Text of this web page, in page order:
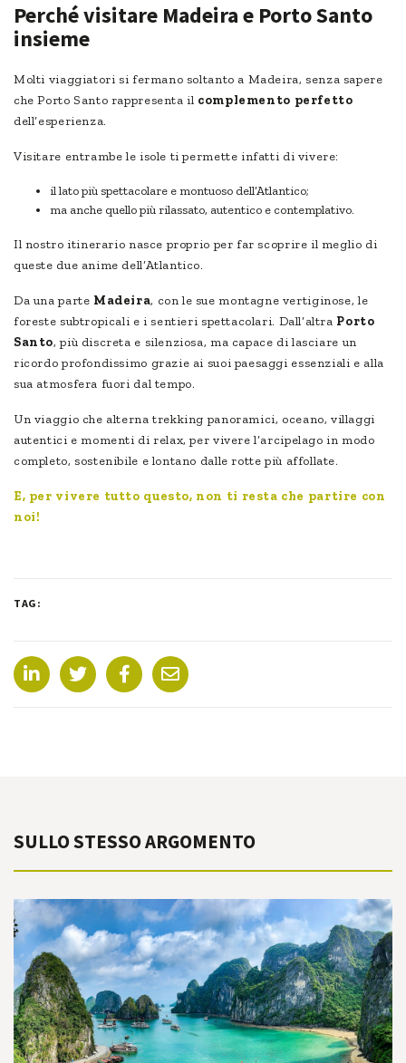
Perché visitare Madeira e Porto Santo
insieme
Molti viaggiatori si fermano soltanto a Madeira, senza sapere
che Porto Santo rappresenta il complemento perfetto
dell’esperienza.
Visitare entrambe le isole ti permette infatti di vivere:
il lato più spettacolare e montuoso dell’Atlantico;
ma anche quello più rilassato, autentico e contemplativo.
Il nostro itinerario nasce proprio per far scoprire il meglio di
queste due anime dell’Atlantico.
Da una parte Madeira, con le sue montagne vertiginose, le
foreste subtropicali e i sentieri spettacolari. Dall’altra Porto
Santo, più discreta e silenziosa, ma capace di lasciare un
ricordo profondissimo grazie ai suoi paesaggi essenziali e alla
sua atmosfera fuori dal tempo.
Un viaggio che alterna trekking panoramici, oceano, villaggi
autentici e momenti di relax, per vivere l’arcipelago in modo
completo, sostenibile e lontano dalle rotte più affollate.
E, per vivere tutto questo, non ti resta che partire con
noi!
TAG:
SULLO STESSO ARGOMENTO